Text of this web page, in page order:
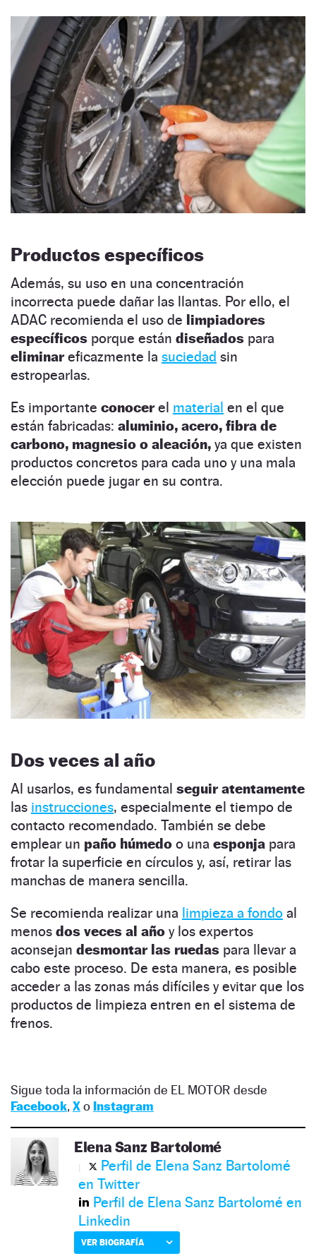
Productos específicos
Además, su uso en una concentración
incorrecta puede dañar las llantas. Por ello, el
ADAC recomienda el uso de limpiadores
específicos porque están diseñados para
eliminareficazmente la suciedad sin
estropearlas.
Es importante conocerel material en el que
están fabricadas: aluminio, acero, fibra de
carbono, magnesio o aleación, ya que existen
productos concretos para cada uno y una mala
elección puede jugar en su contra.
Dos veces al año
Al usarlos, es fundamental seguir atentamente
las instrucciones, especialmente el tiempo de
contacto recomendado. También se debe
emplear un paño húmedo o una esponja para
frotar la superficie en círculos y, así, retirar las
manchas de manera sencilla.
Se recomienda realizar una limpieza a fondo al
menos dos veces al año y los expertos
aconsejan desmontar las ruedas para llevar a
cabo este proceso. De esta manera, es posible
acceder a las zonas más difíciles y evitar que los
productos de limpieza entren en el sistema de
frenos.
Sigue toda la información de EL MOTOR desde
Facebook, Xo Instagram
Elena Sanz Bartolomé
Perfil de Elena Sanz Bartolomé
en Twitter
Perfil de Elena Sanz Bartolomé en
Linkedin
VER BIOGRAFÍA